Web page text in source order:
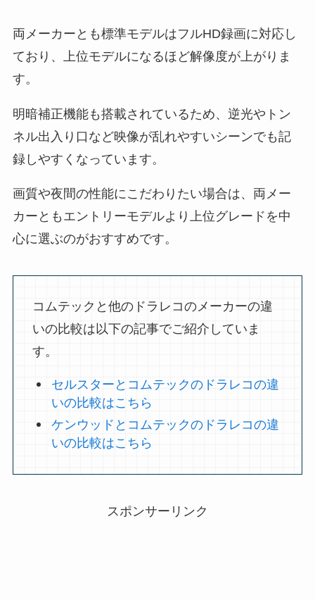
両メーカーとも標準モデルはフルHD録画に対応し
ており、上位モデルになるほど解像度が上がりま
す。
明暗補正機能も搭載されているため、逆光やトン
ネル出入り口など映像が乱れやすいシーンでも記
録しやすくなっています。
画質や夜間の性能にこだわりたい場合は、両メー
カーともエントリーモデルより上位グレードを中
心に選ぶのがおすすめです。
コムテックと他のドラレコのメーカーの違
いの比較は以下の記事でご紹介していま
す。
セルスターとコムテックのドラレコの違
いの比較はこちら
ケンウッドとコムテックのドラレコの違
いの比較はこちら
スポンサーリンク